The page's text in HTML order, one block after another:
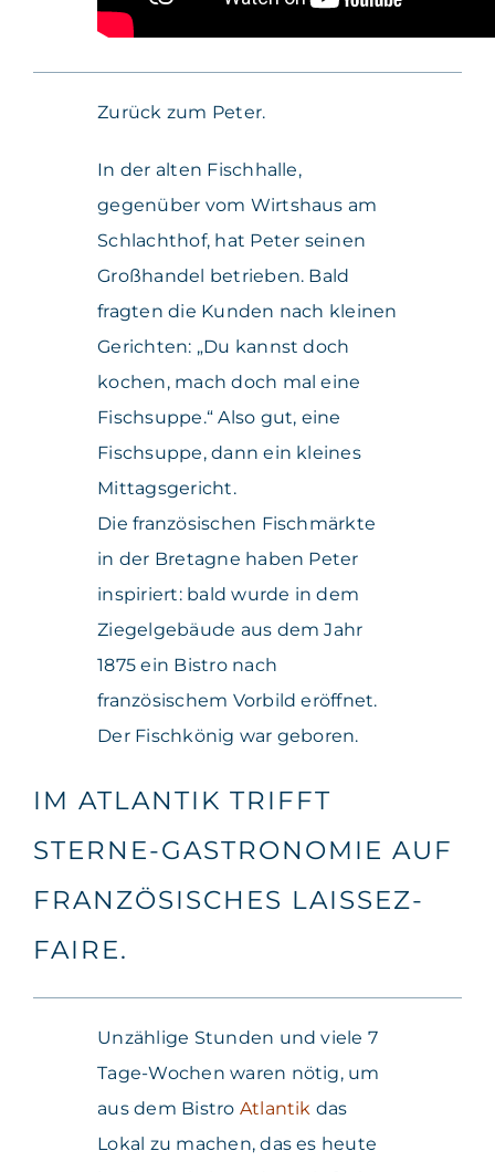
Zurück zum Peter.
In der alten Fischhalle,
gegenüber vom Wirtshaus am
Schlachthof, hat Peter seinen
Großhandel betrieben. Bald
fragten die Kunden nach kleinen
Gerichten: „Du kannst doch
kochen, mach doch mal eine
Fischsuppe.“ Also gut, eine
Fischsuppe, dann ein kleines
Mittagsgericht.
Die französischen Fischmärkte
in der Bretagne haben Peter
inspiriert: bald wurde in dem
Ziegelgebäude aus dem Jahr
1875 ein Bistro nach
französischem Vorbild eröffnet.
Der Fischkönig war geboren.
IM ATLANTIK TRIFFT
STERNE-GASTRONOMIE AUF
FRANZÖSISCHES LAISSEZ-
FAIRE.
Unzählige Stunden und viele 7
Tage-Wochen waren nötig, um
aus dem Bistro Atlantik das
Lokal zu machen, das es heute